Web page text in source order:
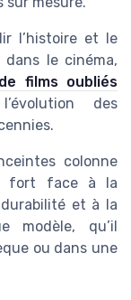
l’histoire et le
dans le cinéma,
films oubliés
des
colonne
fort face à la
et à la
modèle, qu’il
ou dans une